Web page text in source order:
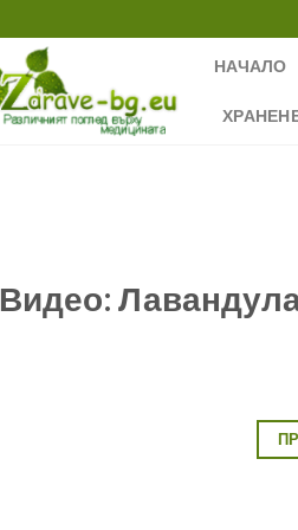
НАЧАЛО
Видео: